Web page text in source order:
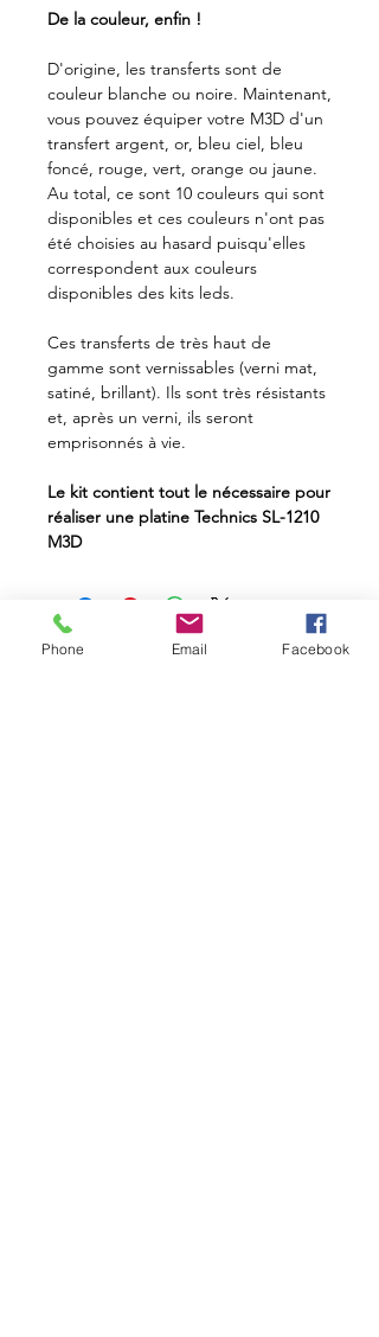
De la couleur, enfin !
D'origine, les transferts sont de
couleur blanche ou noire. Maintenant,
vous pouvez équiper votre M3D d'un
transfert argent, or, bleu ciel, bleu
foncé, rouge, vert, orange ou jaune.
Au total, ce sont 10 couleurs qui sont
disponibles et ces couleurs n'ont pas
été choisies au hasard puisqu'elles
correspondent aux couleurs
disponibles des kits leds.
Ces transferts de très haut de
gamme sont vernissables (verni mat,
satiné, brillant). Ils sont très résistants
et, après un verni, ils seront
emprisonnés à vie.
Le kit contient tout le nécessaire pour
réaliser une platine Technics SL-1210
M3D
Phone Email Facebook